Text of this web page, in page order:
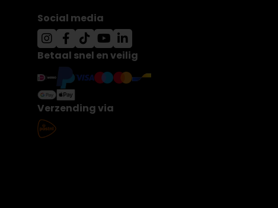
Social media
Betaal snel en veilig
Verzending via